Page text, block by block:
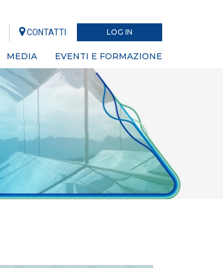
LOG IN
CONTATTI
MEDIA EVENTI E FORMAZIONE